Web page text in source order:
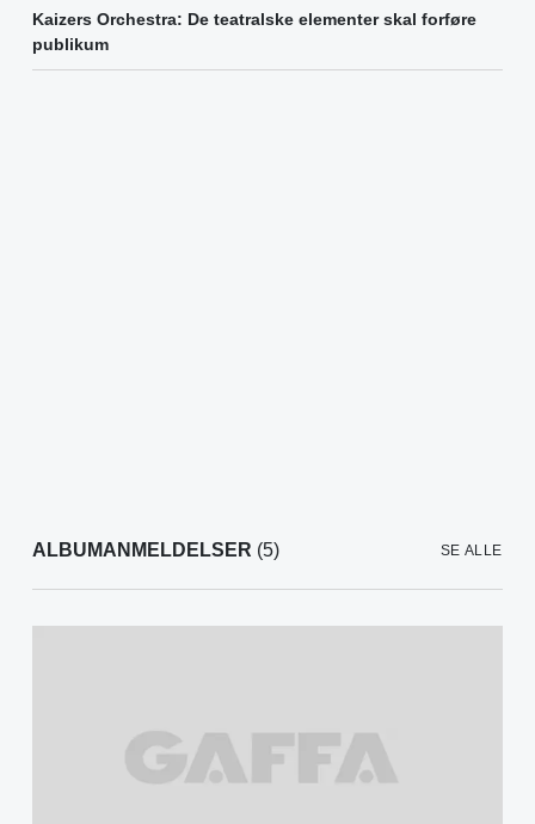
Kaizers Orchestra: De teatralske elementer skal forføre
publikum
ALBUMANMELDELSER (5) SE ALLE